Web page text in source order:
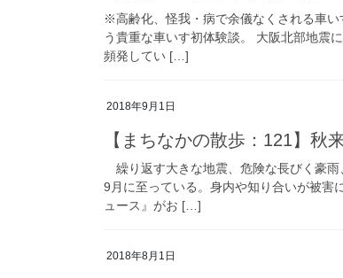
※高齢化、怪我・病で余儀なくされる車
う貴重な車いす初体験談。 大阪北部地
頻発してい […]
2018年9月1日
【まちなかの散歩：121】秋
繰り返す大きな地震、危険な長びく豪雨
9月に至っている。身内や知り合いが被害
ュース』がお […]
2018年8月1日